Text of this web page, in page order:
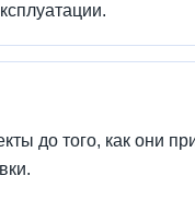
до того, как они